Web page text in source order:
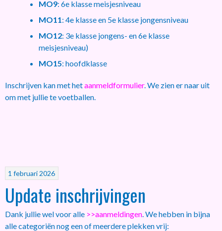
MO9: 6e klasse meisjesniveau
MO11: 4e klasse en 5e klasse jongensniveau
MO12: 3e klasse jongens- en 6e klasse
meisjesniveau)
MO15: hoofdklasse
Inschrijven kan met hetaanmeldformulier. We zien er naar uit
om met jullie te voetballen.
1 februari 2026
Update inschrijvingen
Dank jullie wel voor alle >>aanmeldingen . We hebben in bijna
alle categoriën nog een of meerdere plekken vrij: